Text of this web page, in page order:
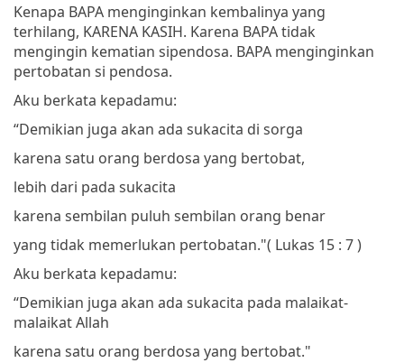
Kenapa BAPA menginginkan kembalinya yang
terhilang, KARENA KASIH. Karena BAPA tidak
mengingin kematian sipendosa. BAPA menginginkan
pertobatan si pendosa.
Aku berkata kepadamu:
“Demikian juga akan ada sukacita di sorga
karena satu orang berdosa yang bertobat,
lebih dari pada sukacita
karena sembilan puluh sembilan orang benar
yang tidak memerlukan pertobatan."( Lukas 15 : 7 )
Aku berkata kepadamu:
“Demikian juga akan ada sukacita pada malaikat-
malaikat Allah
karena satu orang berdosa yang bertobat."